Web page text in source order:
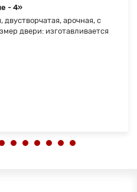
- 4»
арочная, с
двери: изготавливается